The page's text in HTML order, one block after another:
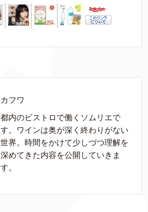
カフワ
都内のビストロで働くソムリエで
す。ワインは奥が深く終わりがない
世界。時間をかけて少しづつ理解を
深めてきた内容を公開していきま
す。